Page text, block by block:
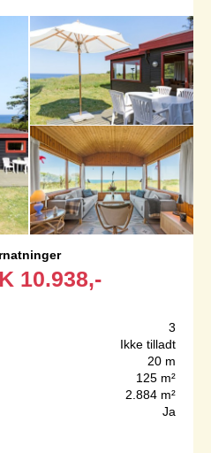
10.938,-
3
Ikke tilladt
20 m
125 m²
2.884 m²
Ja